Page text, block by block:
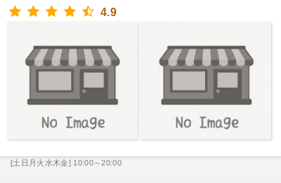
4.9
[土日月火水木金] 10:00～20:00